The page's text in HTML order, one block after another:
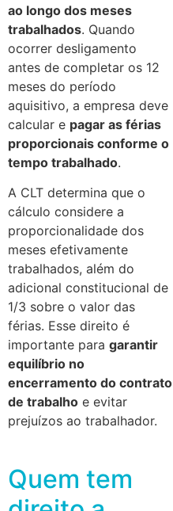
ao longo dos meses
trabalhados. Quando
ocorrer desligamento
antes de completar os 12
meses do período
aquisitivo, a empresa deve
calcular e pagar as férias
proporcionais conforme o
tempo trabalhado.
A CLT determina que o
cálculo considere a
proporcionalidade dos
meses efetivamente
trabalhados, além do
adicional constitucional de
1/3 sobre o valor das
férias. Esse direito é
importante para garantir
equilíbrio no
encerramento do contrato
de trabalho e evitar
prejuízos ao trabalhador.
Quem tem